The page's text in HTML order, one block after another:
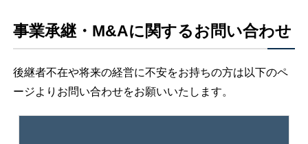
お問い合わせ（無料面談/相談）
初回面談をご希望の方へご案内
お問い合わせ（面談/相談）
お問い合わせ内容についてお答えください
事業承継・M&Aに関するお問い合わせ
後継者不在や将来の経営に不安をお持ちの方は以下のペ
ージよりお問い合わせをお願いいたします。